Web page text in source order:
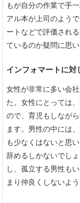
もが自分の作業で手
アル本が上司のよう
ートなどで評価され
ているのか疑問に思い
インフォマートに
女性が非常に多い会
た。女性にとっては
ので、育児もしなが
ます。男性の中には
も少なくはないと思
辞めるしかないでし
し、孤立する男性も
まり仲良くしないよ